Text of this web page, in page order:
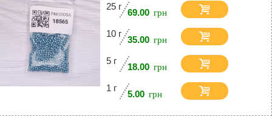
25 г
69.00
10 г
35.00
5 г
18.00
1 г
5.00